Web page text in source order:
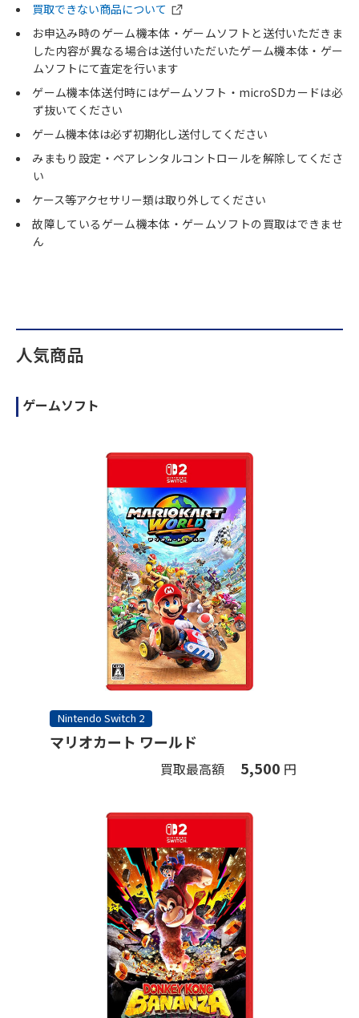
買取できない商品について
お申込み時のゲーム機本体・ゲームソフトと送付いただきま
した内容が異なる場合は送付いただいたゲーム機本体・ゲー
ムソフトにて査定を行います
ゲーム機本体送付時にはゲームソフト・microSDカードは必
ず抜いてください
ゲーム機本体は必ず初期化し送付してください
みまもり設定・ペアレンタルコントロールを解除してくださ
い
ケース等アクセサリー類は取り外してください
故障しているゲーム機本体・ゲームソフトの買取はできませ
ん
人気商品
ゲームソフト
Nintendo Switch 2
マリオカート ワールド
買取最高額 5,500 円